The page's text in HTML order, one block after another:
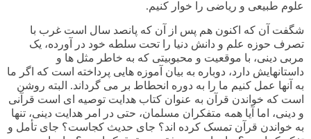
علوم طبیعی و ریاضی را خوار کنیم.
شگفت آن که اکنون هم پس از آن که پانصد سال است غرب با
تصرف حوزه علم و دانش دنیا را تحت سلطه خود در آورده، یک
مربی دینی، با موقعیت و محبوبیتی که به خاطر مثل ها و
داستانهایش دارد، دوباره به بیان آموزه هایی پرداخته است که اگر ما
به آنها عمل کنیم ما را به دوره انحطاط بر می گرداند. البته روشن
است که خواندن قرآن به عنوان کتاب هدایت توصیه ای است قرآنی
و دینی، اما آیا همه متفکران مسلمان، حتی در امر هدایت دینی، تنها
به خواندن قرآن تمسک کرده اند؟ جای حدیث کجاست؟ جای تأمل و